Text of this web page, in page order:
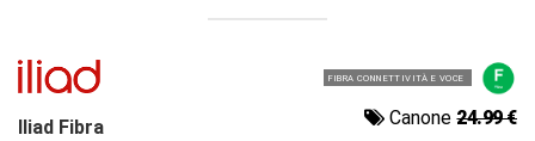
FIBRA CONNETTIVITÀ E VOCE
Iliad Fibra Canone24.99 €